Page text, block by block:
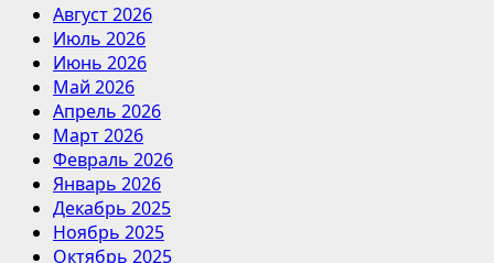
Август 2026
Июль 2026
Июнь 2026
Май 2026
Апрель 2026
Март 2026
Февраль 2026
Январь 2026
Декабрь 2025
Ноябрь 2025
Октябрь 2025